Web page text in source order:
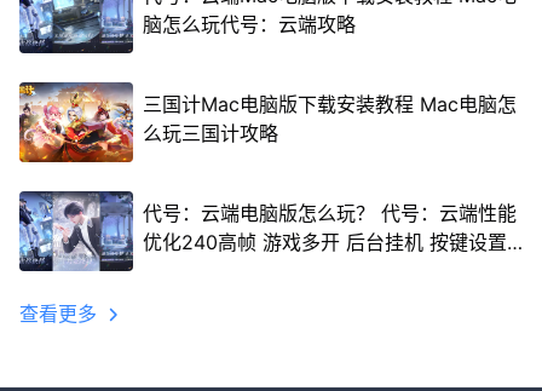
脑怎么玩代号：云端攻略
三国计Mac电脑版下载安装教程 Mac电脑怎
么玩三国计攻略
代号：云端电脑版怎么玩？ 代号：云端性能
优化240高帧 游戏多开 后台挂机 按键设置
查看更多